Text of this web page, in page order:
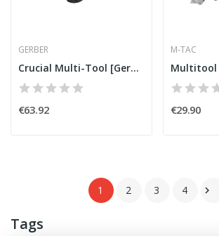
Tags
GERBER
Crucial Multi-Tool [Gerber]
€63.92
M-TAC
€29.90
1 2 3 4 